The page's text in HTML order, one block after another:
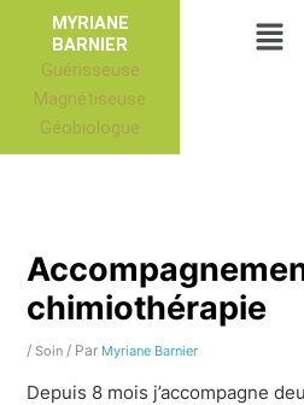
contenu
MYRIANE
BARNIER
Guérisseuse
Magnétiseuse
Géobiologue
Menu
chimiothérapie
/Soin / Par Myriane Barnier
Depuis 8 mois j’accompagne